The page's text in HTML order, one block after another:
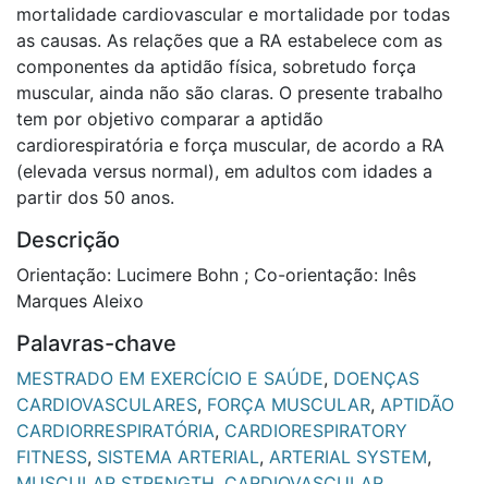
mortalidade cardiovascular e mortalidade por todas
as causas. As relações que a RA estabelece com as
componentes da aptidão física, sobretudo força
muscular, ainda não são claras. O presente trabalho
tem por objetivo comparar a aptidão
cardiorespiratória e força muscular, de acordo a RA
(elevada versus normal), em adultos com idades a
partir dos 50 anos.
Descrição
Orientação: Lucimere Bohn ; Co-orientação: Inês
Marques Aleixo
Palavras-chave
MESTRADO EM EXERCÍCIO E SAÚDE, DOENÇAS
CARDIOVASCULARES, FORÇA MUSCULAR, APTIDÃO
CARDIORRESPIRATÓRIA, CARDIORESPIRATORY
FITNESS, SISTEMA ARTERIAL, ARTERIAL SYSTEM,